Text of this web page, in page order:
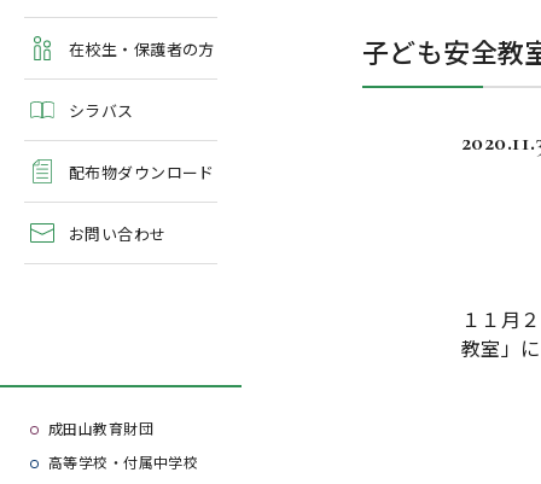
よくある質問
学校案内・資料請求
在校生・保護者の方
シラバス
配布物ダウンロード
お問い合わせ
成田山教育財団
高等学校・付属中学校
子ども安全教
１１月
教室」